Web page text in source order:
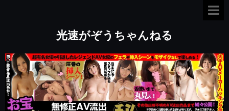
光速がぞうちゃんねる